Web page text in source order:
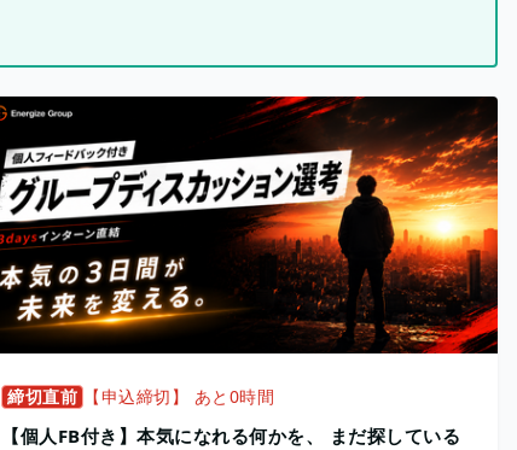
締切直前 【申込締切】 あと0時間
【個人FB付き】本気になれる何かを、 まだ探している